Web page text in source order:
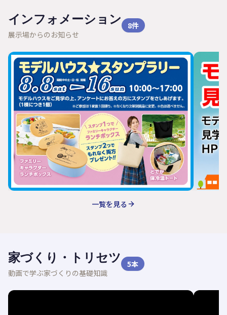
インフォメーション
展示場からのお知らせ
8件
一覧を見る
家づくり・トリセツ
動画で学ぶ家づくりの基礎知識
5本